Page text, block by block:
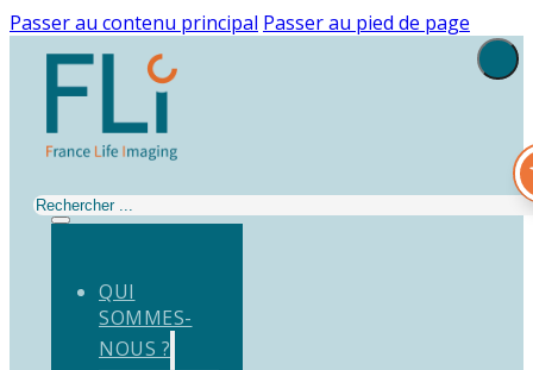
Passer au contenu principal Passer au pied de page
Rechercher
QUI
SOMMES-
NOUS ?